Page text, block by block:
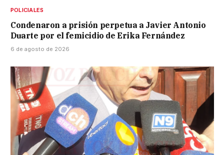
POLICIALES
Condenaron a prisión perpetua a Javier Antonio
Duarte por el femicidio de Erika Fernández
6 de agosto de 2026